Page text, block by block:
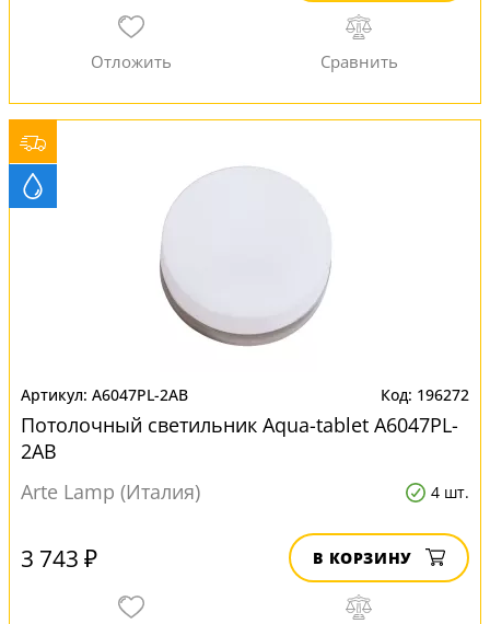
A6047PL-2AB 196272
Потолочный светильник Aqua-tablet A6047PL-
2AB
Arte Lamp (Италия)
4 шт.
3 743 ₽ В КОРЗИНУ